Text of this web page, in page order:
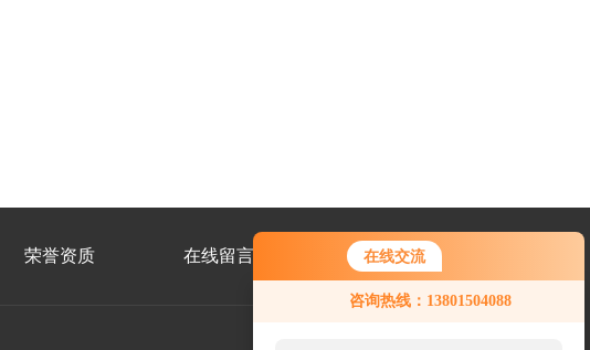
在线交流
咨询热线：13801504088
荣誉资质 在线留言 联系我们